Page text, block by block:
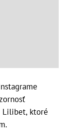
Lilibet, ktoré